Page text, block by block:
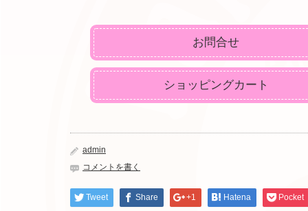
お問合せ
ショッピングカート
admin
コメントを書く
Tweet Share +1 Hatena Pocket